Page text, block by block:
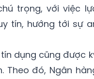
trọng, với việc
tín, hướng tới sự
dụng cũng được
Theo đó, Ngân